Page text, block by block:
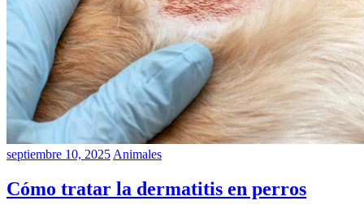
septiembre 10, 2025 Animales
Cómo tratar la dermatitis en perros